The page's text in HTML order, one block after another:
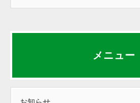
メニュー